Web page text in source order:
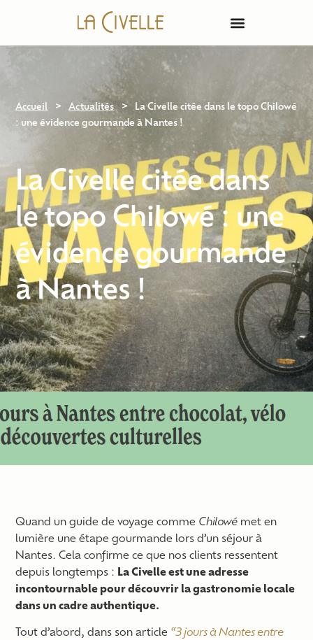
Accueil > Actualités >
La Civelle citée dans le topo Chilowé
: une évidence gourmande à Nantes !
La Civelle citée dans
le topo Chilowé : une
évidence gourmande
à Nantes !
Quand un guide de voyage comme Chilowé met en
lumière une étape gourmande lors d’un séjour à
Nantes. Cela confirme ce que nos clients ressentent
depuis longtemps : La Civelle est une adresse
incontournable pour découvrir la gastronomie locale
dans un cadre authentique.
Tout d’abord, dans son article “3 jours à Nantes entre